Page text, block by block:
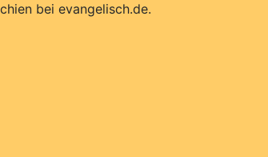
bei evangelisch.de.